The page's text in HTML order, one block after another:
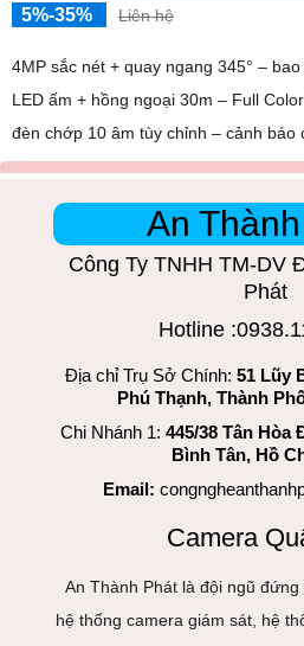
5%-35% Liên hệ
4MP sắc nét + quay ngang 345° –
LED ấm + hồng ngoại 30m – Full
đèn chớp 10 âm tùy chỉnh – cảnh báo
An
Công Ty TNHH TM-DV
Phát
Hotline
Địa chỉ Trụ Sở Chính: 51 Lũy
Phú Thạnh, Thành
Chi Nhánh 1: 445/38 Tân
Bình Tân, Hồ
Email:
Camera
An Thành Phát là đội ngũ
hệ thống camera giám sát, hệ